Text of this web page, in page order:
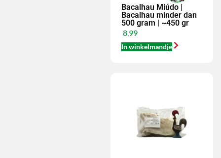
Bacalhau Miúdo |
Bacalhau minder dan
500 gram | ~450 gr
8,99
In winkelmandje